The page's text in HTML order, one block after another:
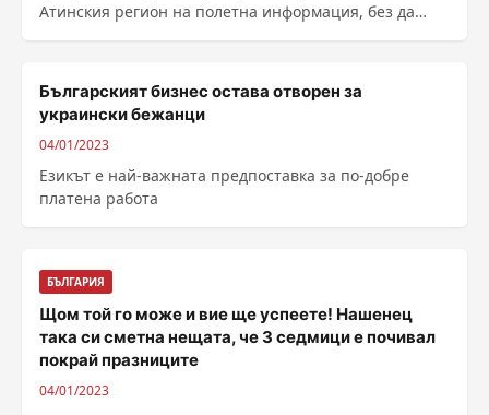
Атинския регион на полетна информация, без да
Българският бизнес остава отворен за
украински бежанци
04/01/2023
Езикът е най-важната предпоставка за по-добре
платена работа
БЪЛГАРИЯ
Щом той го може и вие ще успеете! Нашенец
така си сметна нещата, че 3 седмици е почивал
покрай празниците
04/01/2023